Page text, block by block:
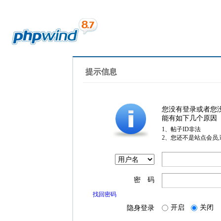
提示信息
您没有登录或者您
能有如下几个原因
1、帖子ID非法
2、您还不是站点会员
密 码
找回密码
隐身登录 开启 关闭